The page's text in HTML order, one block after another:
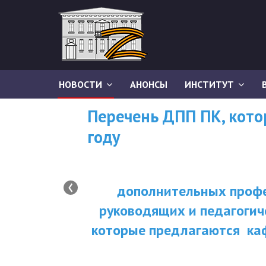
НОВОСТИ АНОНСЫ ИНСТИТУТ
Перечень ДПП ПК,
году
дополнительных
руководящих и
которые предлагаются
‹